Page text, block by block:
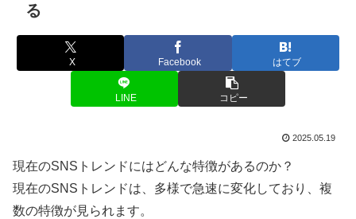
る
X Facebook はてブ
LINE コピー
2025.05.19
現在のSNSトレンドにはどんな特徴があるのか？
現在のSNSトレンドは、多様で急速に変化しており、複
数の特徴が見られます。